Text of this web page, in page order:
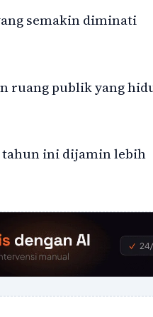
semakin diminati
ruang publik yang
tahun ini dijamin lebih